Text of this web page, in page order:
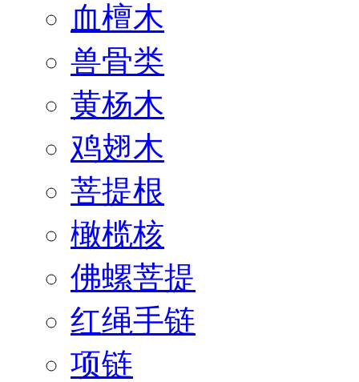
血檀木
兽骨类
黄杨木
鸡翅木
菩提根
橄榄核
佛螺菩提
红绳手链
项链